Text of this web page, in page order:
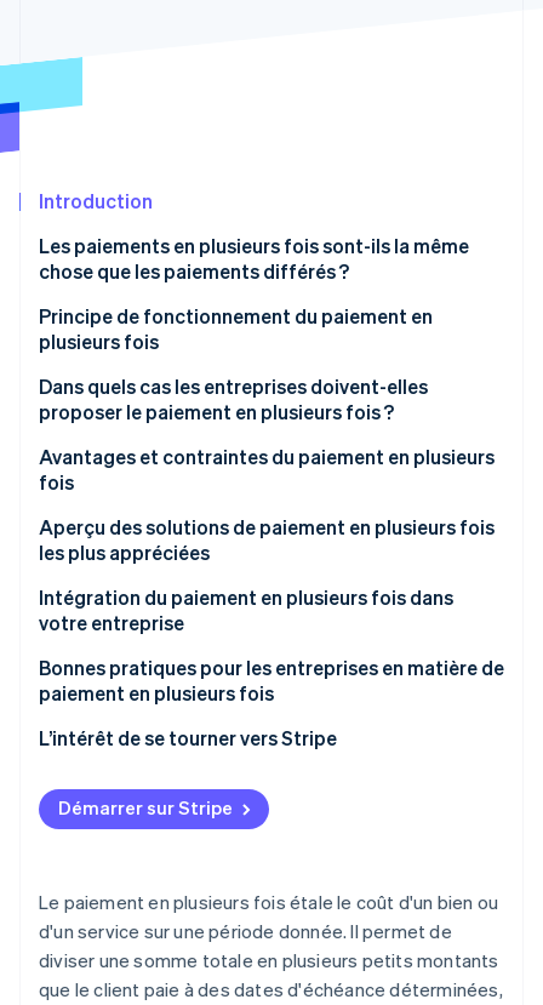
Radar
Atlas
Élimination du carbone
Vérification de l'identité
Stripe Sessions 2026
Découvrez comment Stripe construit l’infrastructure
Introduction
Les paiements en plusieurs fois sont-ils la même
chose que les paiements différés ?
Principe de fonctionnement du paiement en
plusieurs fois
Établissement d’un échéancier pas-à-pas
Dans quels cas les entreprises doivent-elles
proposer le paiement en plusieurs fois ?
Avantages et contraintes du paiement en plusieurs
fois
Avantages
Contraintes
Aperçu des solutions de paiement en plusieurs fois
les plus appréciées
Intégration du paiement en plusieurs fois dans
votre entreprise
Bonnes pratiques pour les entreprises en matière de
paiement en plusieurs fois
L’intérêt de se tourner vers Stripe
Démarrer sur Stripe
Le paiement en plusieurs fois étale le coût d'un bien ou
d'un service sur une période donnée. Il permet de
diviser une somme totale en plusieurs petits montants
que le client paie à des dates d'échéance déterminées,